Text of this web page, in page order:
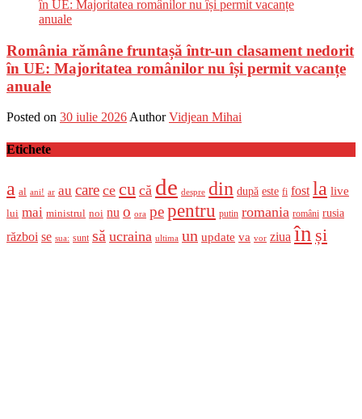
România rămâne fruntașă într-un clasament nedorit
în UE: Majoritatea românilor nu își permit vacanțe
anuale
Posted on 30 iulie 2026 Author Vidjean Mihai
Etichete
a al ani! ar au care ce cu că de despre din după este fi fost la live
lui mai ministrul noi nu o ora pepentru putin romania români rusia
război se sua: sunt să ucraina ultima un update va vor ziua în și